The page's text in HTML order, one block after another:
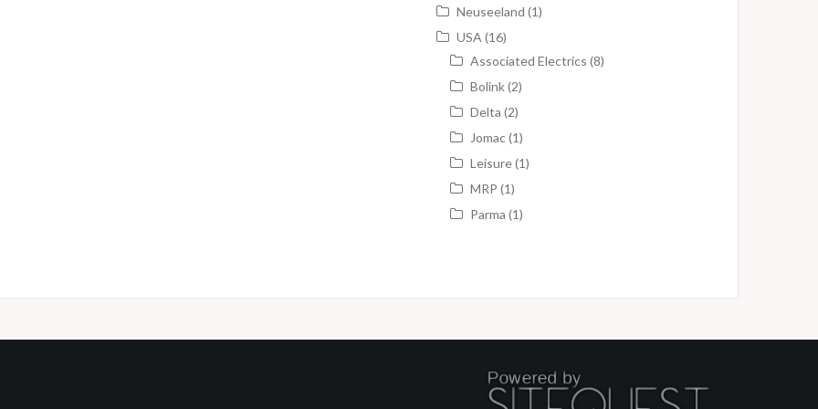
Neuseeland (1)
USA (16)
Associated Electrics (8)
Bolink(2)
Delta (2)
Jomac(1)
Leisure(1)
MRP (1)
Parma (1)